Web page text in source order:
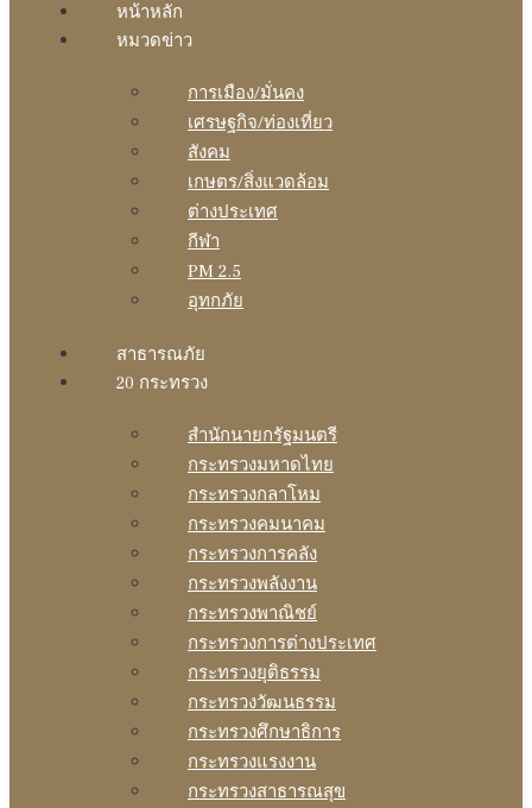
หน้าหลัก
หมวดข่าว
การเมือง/มั่นคง
เศรษฐกิจ/ท่องเที่ยว
สังคม
เกษตร/สิ่งแวดล้อม
ต่างประเทศ
กีฬา
PM 2.5
อุทกภัย
สาธารณภัย
20 กระทรวง
สํานักนายกรัฐมนตรี
กระทรวงมหาดไทย
กระทรวงกลาโหม
กระทรวงคมนาคม
กระทรวงการคลัง
กระทรวงพลังงาน
กระทรวงพาณิชย์
กระทรวงการต่างประเทศ
กระทรวงยุติธรรม
กระทรวงวัฒนธรรม
กระทรวงศึกษาธิการ
กระทรวงแรงงาน
กระทรวงสาธารณสุข